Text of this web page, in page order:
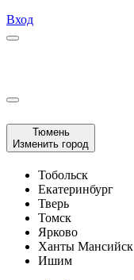
Вход
Тюмень
Изменить город
Тобольск
Екатеринбург
Тверь
Томск
Ярково
Ханты Мансийск
Ишим